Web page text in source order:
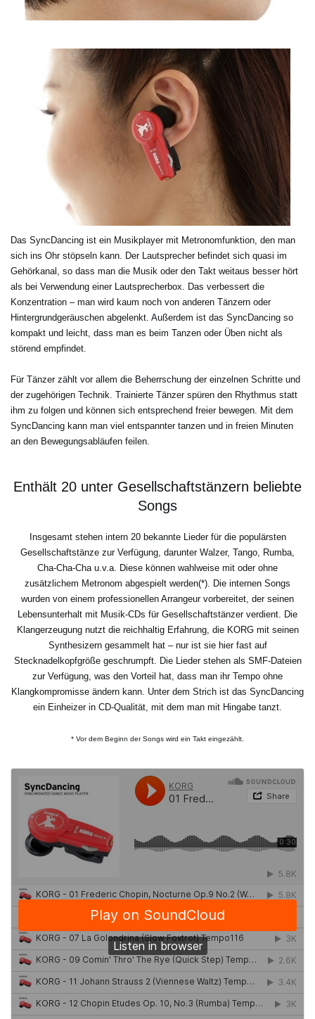
Das SyncDancing ist ein Musikplayer mit Metronomfunktion, den man
sich ins Ohr stöpseln kann. Der Lautsprecher befindet sich quasi im
Gehörkanal, so dass man die Musik oder den Takt weitaus besser hört
als bei Verwendung einer Lautsprecherbox. Das verbessert die
Konzentration – man wird kaum noch von anderen Tänzern oder
Hintergrundgeräuschen abgelenkt. Außerdem ist das SyncDancing so
kompakt und leicht, dass man es beim Tanzen oder Üben nicht als
störend empfindet.
Für Tänzer zählt vor allem die Beherrschung der einzelnen Schritte und
der zugehörigen Technik. Trainierte Tänzer spüren den Rhythmus statt
ihm zu folgen und können sich entsprechend freier bewegen. Mit dem
SyncDancing kann man viel entspannter tanzen und in freien Minuten
an den Bewegungsabläufen feilen.
Enthält 20 unter Gesellschaftstänzern beliebte
Songs
Insgesamt stehen intern 20 bekannte Lieder für die populärsten
Gesellschaftstänze zur Verfügung, darunter Walzer, Tango, Rumba,
Cha-Cha-Cha u.v.a. Diese können wahlweise mit oder ohne
zusätzlichem Metronom abgespielt werden(*). Die internen Songs
wurden von einem professionellen Arrangeur vorbereitet, der seinen
Lebensunterhalt mit Musik-CDs für Gesellschaftstänzer verdient. Die
Klangerzeugung nutzt die reichhaltig Erfahrung, die KORG mit seinen
Synthesizern gesammelt hat – nur ist sie hier fast auf
Stecknadelkopfgröße geschrumpft. Die Lieder stehen als SMF-Dateien
zur Verfügung, was den Vorteil hat, dass man ihr Tempo ohne
Klangkompromisse ändern kann. Unter dem Strich ist das SyncDancing
ein Einheizer in CD-Qualität, mit dem man mit Hingabe tanzt.
* Vor dem Beginn der Songs wird ein Takt eingezählt.